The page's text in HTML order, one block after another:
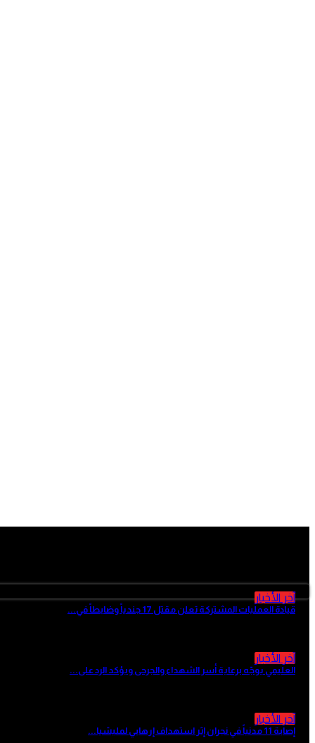
آخر الأخبار
آخر الأخبار
قيادة العمليات المشتركة تعلن مقتل 17 جندياً وضابطاً في...
آخر الأخبار
العليمي يوجّه برعاية أسر الشهداء والجرحى ويؤكد الرد على...
آخر الأخبار
إصابة 11 مدنياً في نجران إثر استهداف إرهابي لمليشيا...